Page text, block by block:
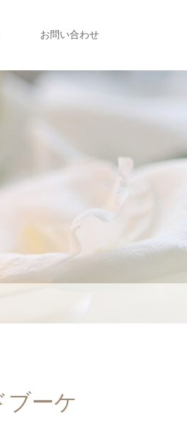
お問い合わせ
ーケ